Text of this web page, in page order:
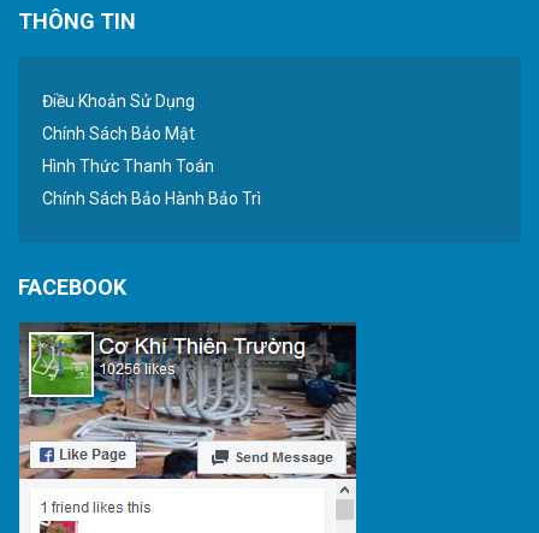
THÔNG TIN
Điều Khoản Sử Dụng
Chính Sách Bảo Mật
Hình Thức Thanh Toán
Chính Sách Bảo Hành Bảo Trì
FACEBOOK